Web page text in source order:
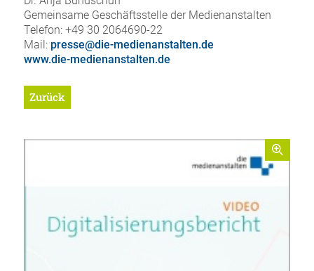
Gemeinsame Geschäftsstelle der Medienanstalten
Telefon: +49 30 2064690-22
Mail: presse@die-medienanstalten.de
www.die-medienanstalten.de
Zurück